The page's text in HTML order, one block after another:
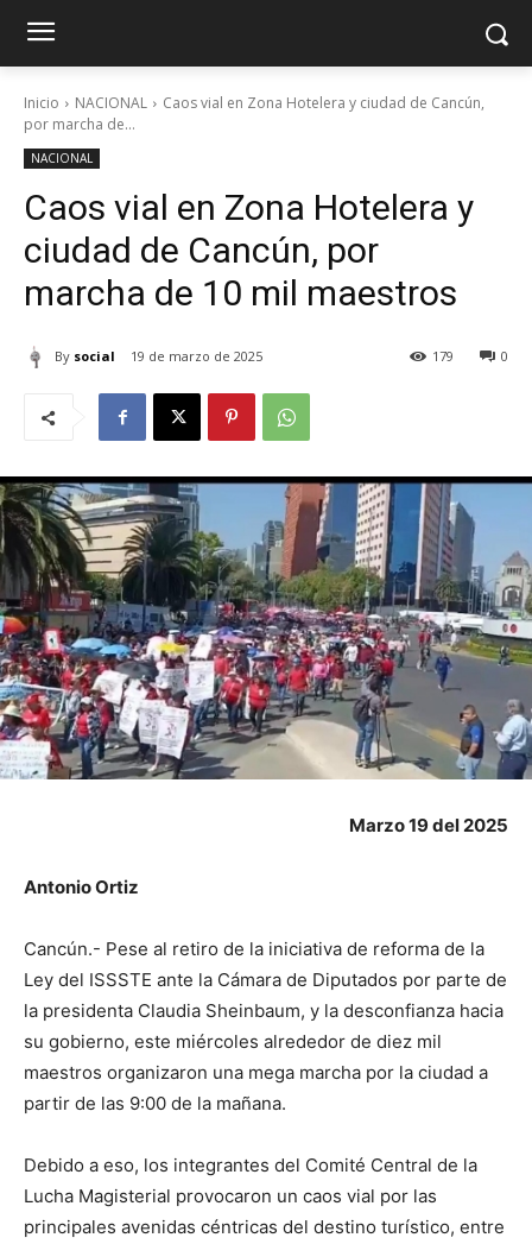
Inicio NACIONAL
Caos vial en Zona Hotelera y ciudad de Cancún,
por marcha de...
NACIONAL
Caos vial en Zona Hotelera y
ciudad de Cancún, por
marcha de 10 mil maestros
By social 19 de marzo de 2025 0
179
Marzo 19 del 2025
Antonio Ortiz
Cancún.- Pese al retiro de la iniciativa de reforma de la
Ley del ISSSTE ante la Cámara de Diputados por parte de
la presidenta Claudia Sheinbaum, y la desconfianza hacia
su gobierno, este miércoles alrededor de diez mil
maestros organizaron una mega marcha por la ciudad a
partir de las 9:00 de la mañana.
Debido a eso, los integrantes del Comité Central de la
Lucha Magisterial provocaron un caos vial por las
principales avenidas céntricas del destino turístico, entre